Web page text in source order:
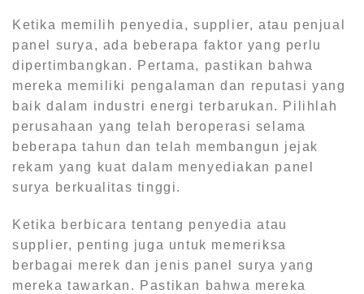
Ketika memilih penyedia, supplier, atau penjual
panel surya, ada beberapa faktor yang perlu
dipertimbangkan. Pertama, pastikan bahwa
mereka memiliki pengalaman dan reputasi yang
baik dalam industri energi terbarukan. Pilihlah
perusahaan yang telah beroperasi selama
beberapa tahun dan telah membangun jejak
rekam yang kuat dalam menyediakan panel
surya berkualitas tinggi.
Ketika berbicara tentang penyedia atau
supplier, penting juga untuk memeriksa
berbagai merek dan jenis panel surya yang
mereka tawarkan. Pastikan bahwa mereka